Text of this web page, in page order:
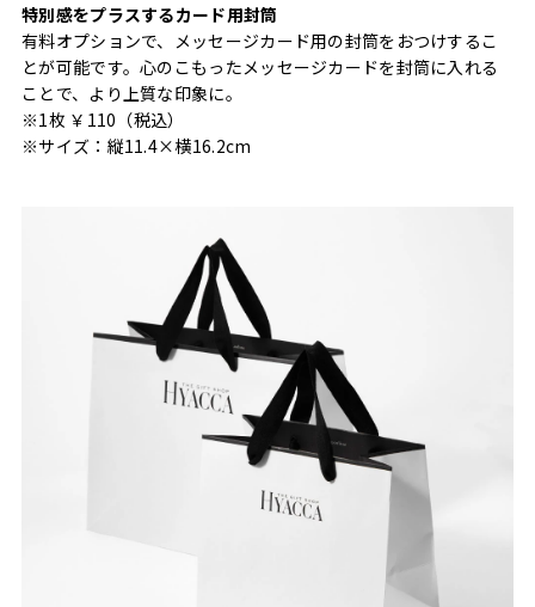
特別感をプラスするカード用封筒
有料オプションで、メッセージカード用の封筒をおつけするこ
とが可能です。心のこもったメッセージカードを封筒に入れる
ことで、より上質な印象に。
※1枚 ￥110（税込）
※サイズ：縦11.4×横16.2cm